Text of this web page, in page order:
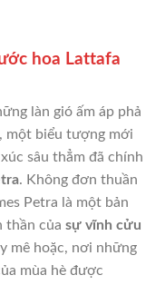
hoa Lattafa
làn gió ấm áp phả
một biểu tượng mới
sâu thẳm đã chính
. Không đơn thuần
Petra là một bản
thần của sự vĩnh cửu
mê hoặc, nơi những
mùa hè được